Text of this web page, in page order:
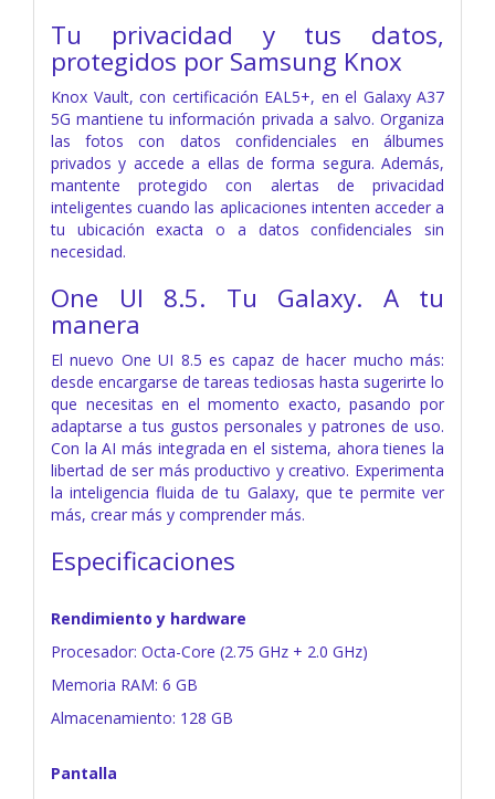
Tu privacidad y tus datos,
protegidos por Samsung Knox
Knox Vault, con certificación EAL5+, en el Galaxy A37
5G mantiene tu información privada a salvo. Organiza
las fotos con datos confidenciales en álbumes
privados y accede a ellas de forma segura. Además,
mantente protegido con alertas de privacidad
inteligentes cuando las aplicaciones intenten acceder a
tu ubicación exacta o a datos confidenciales sin
necesidad.
One UI 8.5. Tu Galaxy. A tu
manera
El nuevo One UI 8.5 es capaz de hacer mucho más:
desde encargarse de tareas tediosas hasta sugerirte lo
que necesitas en el momento exacto, pasando por
adaptarse a tus gustos personales y patrones de uso.
Con la AI más integrada en el sistema, ahora tienes la
libertad de ser más productivo y creativo. Experimenta
la inteligencia fluida de tu Galaxy, que te permite ver
más, crear más y comprender más.
Especificaciones
Rendimiento y hardware
Procesador: Octa-Core (2.75 GHz + 2.0 GHz)
Memoria RAM: 6 GB
Almacenamiento: 128 GB
Pantalla